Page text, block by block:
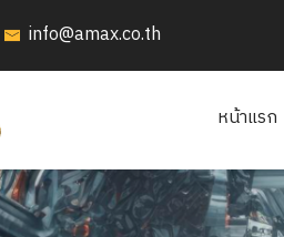
info@amax.co.th
หน้าแรก